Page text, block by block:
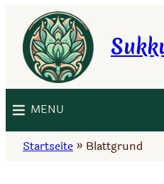
Inhalt
springen
MENU
Startseite » Blattgrund